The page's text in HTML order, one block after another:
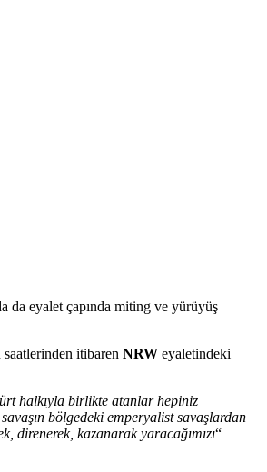
da eyalet çapında miting ve yürüyüş
saatlerinden itibaren NRW eyaletindeki
halkıyla birlikte atanlar hepiniz
bölgedeki emperyalist savaşlardan
direnerek, kazanarak yaracağımızı“